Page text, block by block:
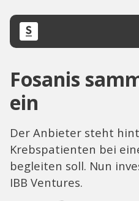
Fosanis
ein
Der Anbieter steht
Krebspatienten bei
begleiten soll. Nun
IBB Ventures.